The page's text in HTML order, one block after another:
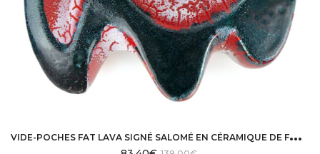
V
IDE-POCHES FAT LAVA SIGNÉ SALOMÉ EN CÉRAMIQUE DE FORME LIBRE DESIGN 50 VALLAURIS